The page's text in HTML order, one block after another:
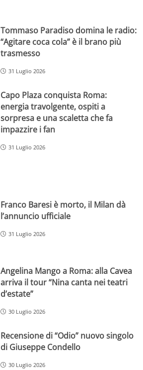
Tommaso Paradiso domina le radio:
“Agitare coca cola” è il brano più
trasmesso
31 Luglio 2026
Capo Plaza conquista Roma:
energia travolgente, ospiti a
sorpresa e una scaletta che fa
impazzire i fan
31 Luglio 2026
Franco Baresi è morto, il Milan dà
l’annuncio ufficiale
31 Luglio 2026
Angelina Mango a Roma: alla Cavea
arriva il tour “Nina canta nei teatri
d’estate”
30 Luglio 2026
Recensione di “Odio” nuovo singolo
di Giuseppe Condello
30 Luglio 2026